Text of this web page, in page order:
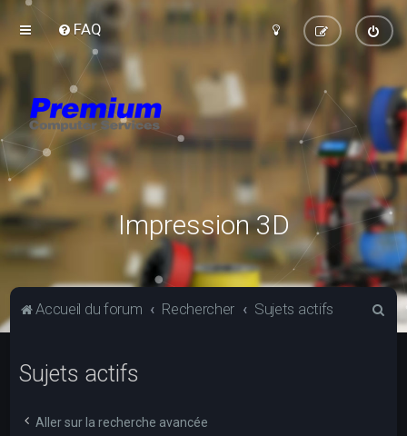
FAQ
Impression 3D
Accueil du forum Rechercher Sujets actifs
Sujets actifs
Aller sur la recherche avancée